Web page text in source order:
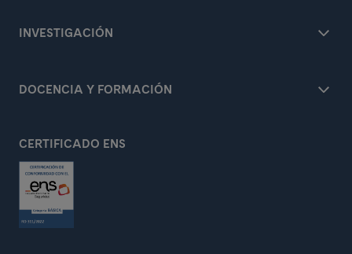
INVESTIGACIÓN
DOCENCIA Y FORMACIÓN
CERTIFICADO ENS